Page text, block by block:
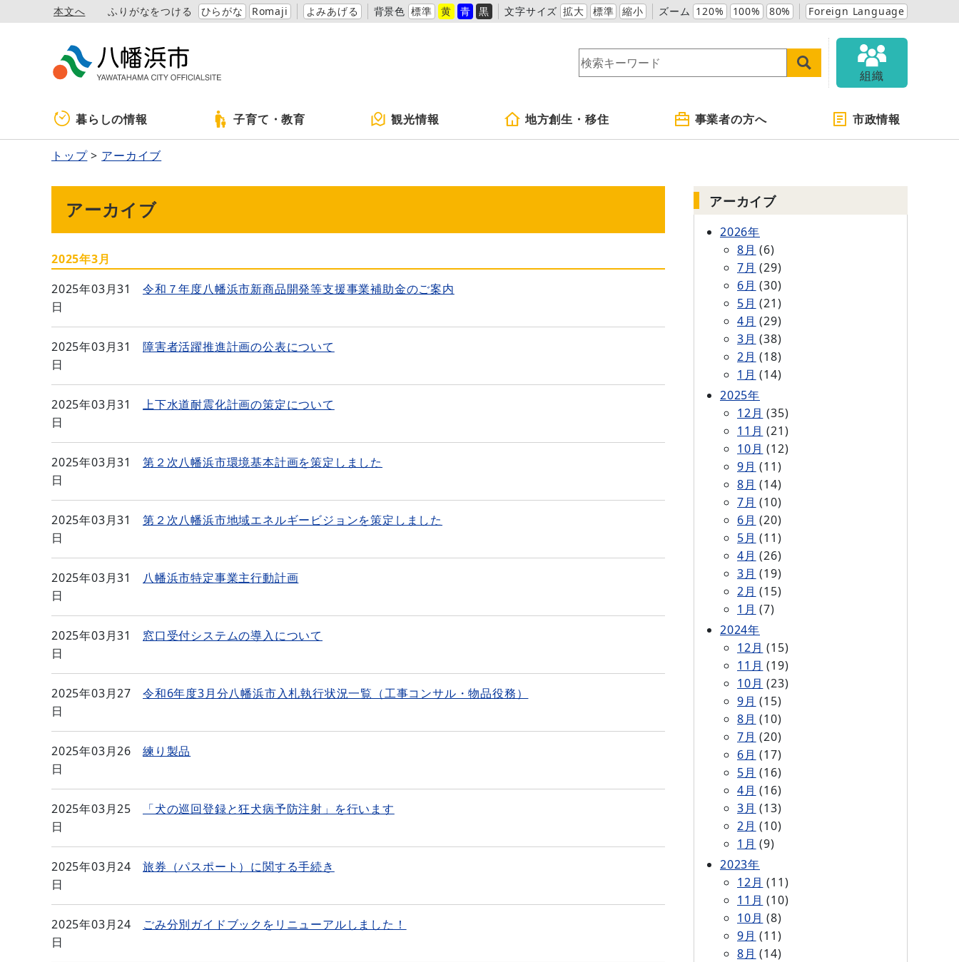
本文へ ふりがなをつける ひらがな Romaji よみあげる 背景色 標準 黄 青 黒 文字サイズ 拡大 標準 縮小 ズーム 120% 100% 80% Foreign Language
組織
暮らしの情報 子育て・教育 観光情報 地方創生・移住 事業者の方へ 市政情報
トップ アーカイブ
アーカイブ
2025年3月
2025年03月31
日
令和７年度八幡浜市新商品開発等支援事業補助金のご案内
2025年03月31
日
障害者活躍推進計画の公表について
2025年03月31
日
上下水道耐震化計画の策定について
2025年03月31
日
第２次八幡浜市環境基本計画を策定しました
2025年03月31
日
第２次八幡浜市地域エネルギービジョンを策定しました
2025年03月31
日
八幡浜市特定事業主行動計画
2025年03月31
日
窓口受付システムの導入について
2025年03月27
日
令和6年度3月分八幡浜市入札執行状況一覧（工事コンサル・物品役務）
2025年03月26
日
練り製品
2025年03月25
日
「犬の巡回登録と狂犬病予防注射」を行います
2025年03月24
日
旅券（パスポート）に関する手続き
2025年03月24
日
ごみ分別ガイドブックをリニューアルしました！
アーカイブ
2026年
8月 (6)
7月 (29)
6月 (30)
5月 (21)
4月 (29)
3月 (38)
2月 (18)
1月 (14)
2025年
12月 (35)
11月 (21)
10月 (12)
9月 (11)
8月 (14)
7月 (10)
6月 (20)
5月 (11)
4月 (26)
3月 (19)
2月 (15)
1月 (7)
2024年
12月 (15)
11月 (19)
10月 (23)
9月 (15)
8月 (10)
7月 (20)
6月 (17)
5月 (16)
4月 (16)
3月 (13)
2月 (10)
1月 (9)
2023年
12月 (11)
11月 (10)
10月 (8)
9月 (11)
8月 (14)